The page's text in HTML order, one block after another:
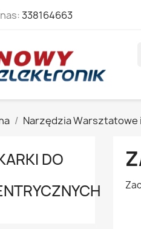
338164663
Narzędzia Warsztatowe
DO